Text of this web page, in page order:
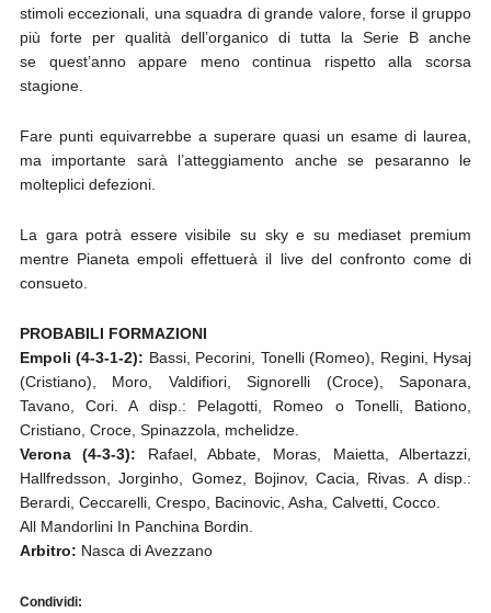
stimoli eccezionali, una squadra di grande valore, forse il gruppo
più forte per qualità dell’organico di tutta la Serie B anche
se quest’anno appare meno continua rispetto alla scorsa
stagione.
Fare punti equivarrebbe a superare quasi un esame di laurea,
ma importante sarà l’atteggiamento anche se pesaranno le
molteplici defezioni.
La gara potrà essere visibile su sky e su mediaset premium
mentre Pianeta empoli effettuerà il live del confronto come di
consueto.
PROBABILI FORMAZIONI
Empoli (4-3-1-2): Bassi, Pecorini, Tonelli (Romeo), Regini, Hysaj
(Cristiano), Moro, Valdifiori, Signorelli (Croce), Saponara,
Tavano, Cori. A disp.: Pelagotti, Romeo o Tonelli, Bationo,
Cristiano, Croce, Spinazzola, mchelidze.
Verona (4-3-3): Rafael, Abbate, Moras, Maietta, Albertazzi,
Hallfredsson, Jorginho, Gomez, Bojinov, Cacia, Rivas. A disp.:
Berardi, Ceccarelli, Crespo, Bacinovic, Asha, Calvetti, Cocco.
All Mandorlini In Panchina Bordin.
Arbitro: Nasca di Avezzano
Condividi: